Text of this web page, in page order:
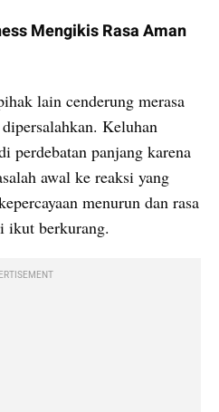
Mengikis Rasa Aman
lain cenderung merasa
Keluhan
perdebatan panjang karena
awal ke reaksi yang
menurun dan rasa
ikut berkurang.